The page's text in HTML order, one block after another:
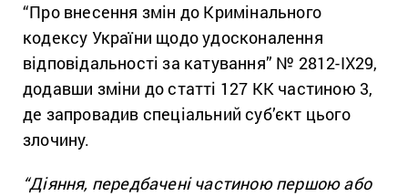
“Про внесення змін до Кримінального
кодексу України щодо удосконалення
відповідальності за катування” № 2812-IX29,
додавши зміни до статті 127 КК частиною 3,
де запровадив спеціальний суб’єкт цього
злочину.
“Діяння, передбачені частиною першою або